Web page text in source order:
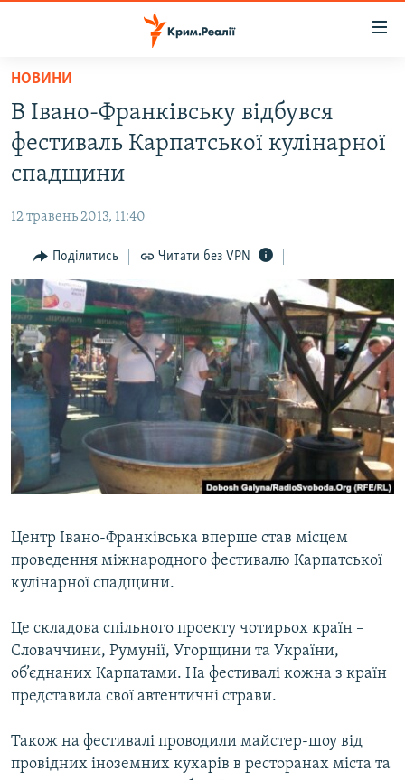
Перейти
основного
матеріалу
Перейти
до
основної
навігації
Перейти
до
пошуку
ВОДА.КРИМ
ВІДЕО ТА ФОТО
БЛОГИ
ПОГЛЯД
ІНТЕРВ'Ю
ВСЕ ЗА ДЕНЬ
СПЕЦПРОЕКТИ
ДЕПОРТАЦІЯ
ВІДЕОУРОКИ «ELIFBE»
СВІДЧЕННЯ ОКУПАЦІЇ
УКРАЇНСЬКА ПРОБЛЕМА КРИМУ
ЯК ОБІЙТИ БЛОКУВАННЯ
Русский
Qırımtatar
НОВИНИ
В Івано-Франківську відбувся
фестиваль Карпатської кулінарної
спадщини
12 травень 2013, 11:40
Поділитись Читати без VPN
Центр Івано-Франківська вперше став місцем
проведення міжнародного фестивалю Карпатської
кулінарної спадщини.
Це складова спільного проекту чотирьох країн –
Словаччини, Румунії, Угорщини та України,
об’єднаних Карпатами. На фестивалі кожна з країн
представила свої автентичні страви.
Також на фестивалі проводили майстер-шоу від
провідних іноземних кухарів в ресторанах міста та